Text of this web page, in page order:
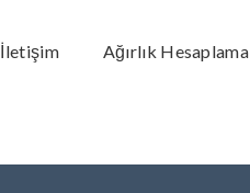
İletişim Ağırlık Hesaplama